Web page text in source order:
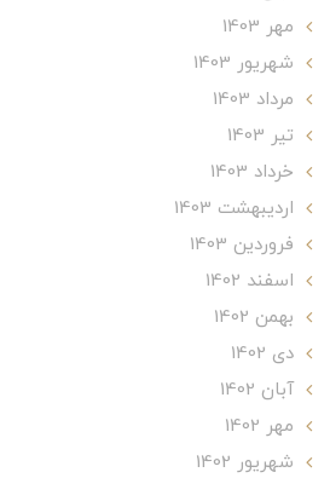
مهر 1403
شهریور 1403
مرداد 1403
تير 1403
خرداد 1403
ارديبهشت 1403
فروردین 1403
اسفند 1402
بهمن 1402
دی 1402
آبان 1402
مهر 1402
شهریور 1402